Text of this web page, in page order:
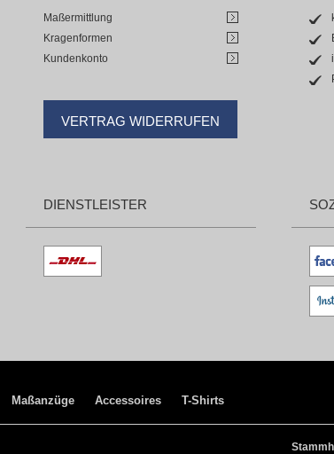
Maßermittlung
Kragenformen
Kundenkonto
VERTRAG WIDERRUFEN
DIENSTLEISTER
Maßanzüge Accessoires T-Shirts